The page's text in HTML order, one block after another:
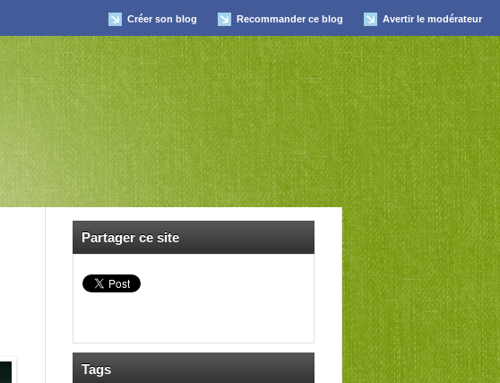
Créer son blog Recommander ce blog Avertir le modérateur
Partager ce site
Tags